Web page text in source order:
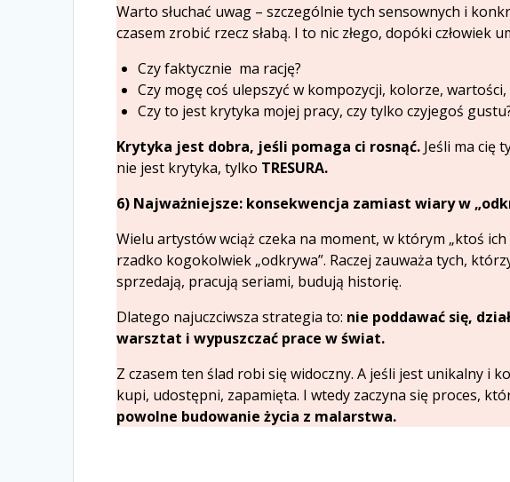
Warto słuchać uwag – szczególnie tych sensownych i
czasem zrobić rzecz słabą. I to nic złego, dopóki człowiek
Czy faktycznie ma rację?
Czy mogę coś ulepszyć w kompozycji, kolorze,
Czy to jest krytyka mojej pracy, czy tylko czyjegoś
Krytyka jest dobra, jeśli pomaga ci rosnąć. Jeśli ma cię
nie jest krytyka, tylko TRESURA.
6) Najważniejsze: konsekwencja zamiast wiary w
Wielu artystów wciąż czeka na moment, w którym „ktoś
rzadko kogokolwiek „odkrywa”. Raczej zauważa tych,
sprzedają, pracują seriami, budują historię.
Dlatego najuczciwsza strategia to: nie poddawać się,
warsztat i wypuszczać prace w świat.
Z czasem ten ślad robi się widoczny. A jeśli jest unikalny i
kupi, udostępni, zapamięta. I wtedy zaczyna się proces,
powolne budowanie życia z malarstwa.